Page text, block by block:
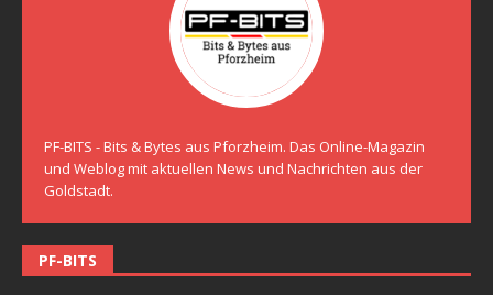
PF-BITS - Bits & Bytes aus Pforzheim. Das Online-Magazin
und Weblog mit aktuellen News und Nachrichten aus der
Goldstadt.
PF-BITS